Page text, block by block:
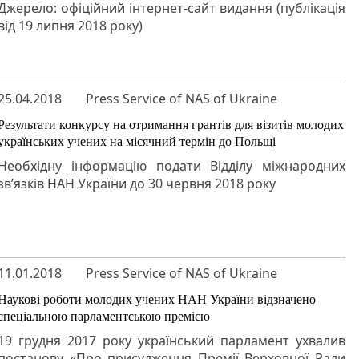
офіційний інтернет-сайт видання (публікація
19 липня 2018 року)
Press Service of NAS of Ukraine
конкурсу на отримання грантів для візитів молодих
учених на місячний термін до Польщі
інформацію подати Відділу міжнародних
НАН України до 30 червня 2018 року
Press Service of NAS of Ukraine
роботи молодих учених НАН України відзначено
парламентською премією
грудня 2017 року український парламент ухвалив